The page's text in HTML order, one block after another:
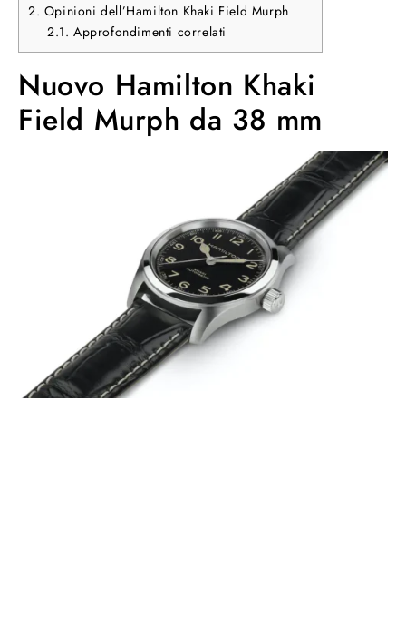
2. Opinioni dell’Hamilton Khaki Field Murph
2.1. Approfondimenti correlati
Nuovo Hamilton Khaki
Field Murph da 38 mm